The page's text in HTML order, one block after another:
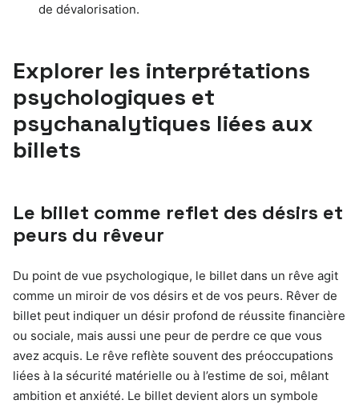
de dévalorisation.
Explorer les interprétations
psychologiques et
psychanalytiques liées aux
billets
Le billet comme reflet des désirs et
peurs du rêveur
Du point de vue psychologique, le billet dans un rêve agit
comme un miroir de vos désirs et de vos peurs. Rêver de
billet peut indiquer un désir profond de réussite financière
ou sociale, mais aussi une peur de perdre ce que vous
avez acquis. Le rêve reflète souvent des préoccupations
liées à la sécurité matérielle ou à l’estime de soi, mêlant
ambition et anxiété. Le billet devient alors un symbole